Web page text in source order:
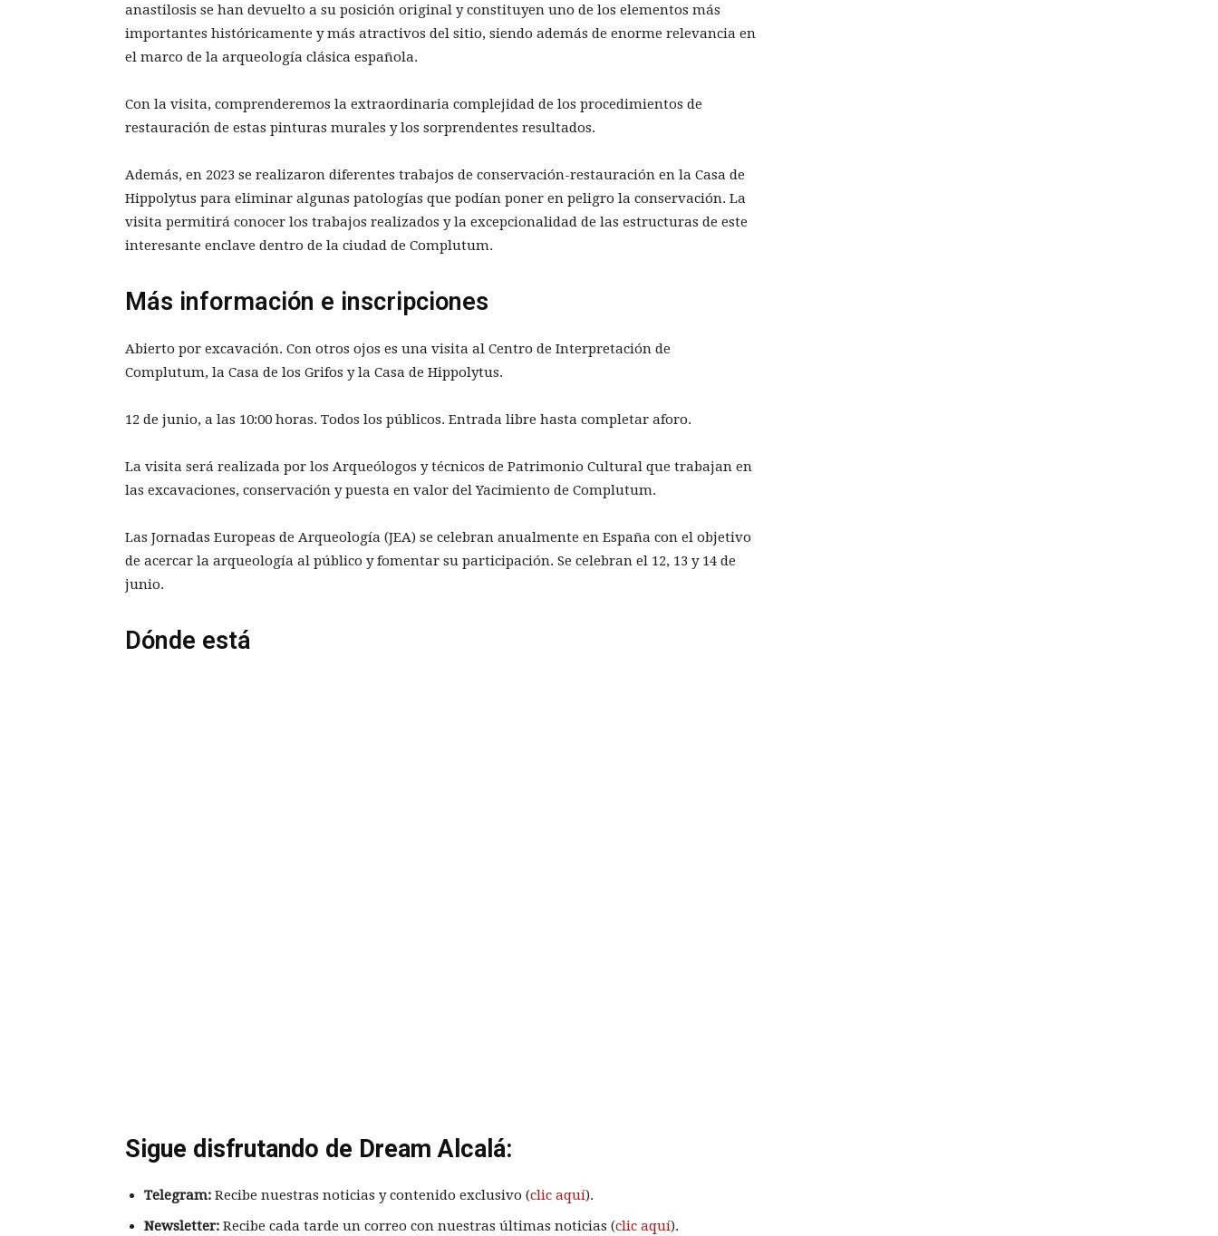
anastilosis se han devuelto a su posición original y constituyen uno de los elementos más
importantes históricamente y más atractivos del sitio, siendo además de enorme relevancia en
el marco de la arqueología clásica española.
Con la visita, comprenderemos la extraordinaria complejidad de los procedimientos de
restauración de estas pinturas murales y los sorprendentes resultados.
Además, en 2023 se realizaron diferentes trabajos de conservación-restauración en la Casa de
Hippolytus para eliminar algunas patologías que podían poner en peligro la conservación. La
visita permitirá conocer los trabajos realizados y la excepcionalidad de las estructuras de este
interesante enclave dentro de la ciudad de Complutum.
Más información e inscripciones
Abierto por excavación. Con otros ojos es una visita al Centro de Interpretación de
Complutum, la Casa de los Grifos y la Casa de Hippolytus.
12 de junio, a las 10:00 horas. Todos los públicos. Entrada libre hasta completar aforo.
La visita será realizada por los Arqueólogos y técnicos de Patrimonio Cultural que trabajan en
las excavaciones, conservación y puesta en valor del Yacimiento de Complutum.
Las Jornadas Europeas de Arqueología (JEA) se celebran anualmente en España con el objetivo
de acercar la arqueología al público y fomentar su participación. Se celebran el 12, 13 y 14 de
junio.
Dónde está
Sigue disfrutando de Dream Alcalá:
Telegram: Recibe nuestras noticias y contenido exclusivo (clic aquí).
Newsletter: Recibe cada tarde un correo con nuestras últimas noticias (clic aquí).